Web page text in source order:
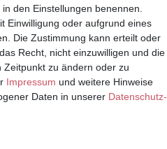
* Alle Preise inkl.
den Einstellungen benennen.
Einwilligung oder aufgrund eines
Die Zustimmung kann erteilt oder
Recht, nicht einzuwilligen und die
Zeitpunkt zu ändern oder zu
Impressum und weitere Hinweise
Daten in unserer Daten­schutz­